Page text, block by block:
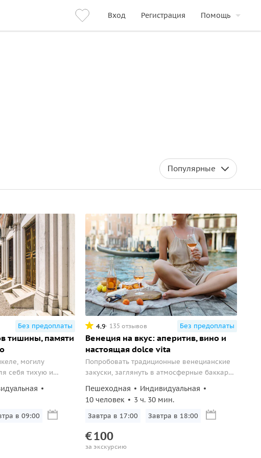
Вход Регистрация Помощь
Популярные
Без предоплаты
тишины, памяти
могилу
себя тихую и
в 09:00
4.9 135 отзывов Без предоплаты
Венеция на вкус: аперитив, вино и
настоящая dolce vita
Попробовать традиционные венецианские
закуски, заглянуть в атмосферные баккари
Пешеходная
Индивидуальная
10 человек
3 ч. 30 мин.
Завтра в 17:00 Завтра в 18:00
€100
за экскурсию